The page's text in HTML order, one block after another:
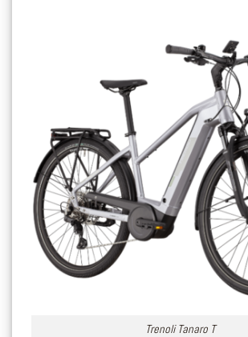
Trenoli Tanaro T